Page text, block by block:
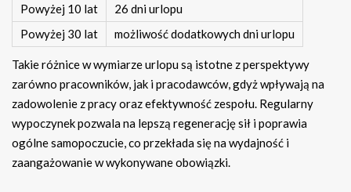
Powyżej 10 lat
26 dni urlopu
Powyżej 30 lat
możliwość dodatkowych dni urlopu
Takie różnice w wymiarze urlopu są istotne z perspektywy
zarówno pracowników, jak i pracodawców, gdyż wpływają na
zadowolenie z pracy oraz efektywność zespołu. Regularny
wypoczynek pozwala na lepszą regenerację sił i poprawia
ogólne samopoczucie, co przekłada się na wydajność i
zaangażowanie w wykonywane obowiązki.